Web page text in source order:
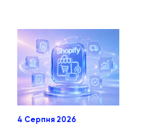
4 Серпня 2026